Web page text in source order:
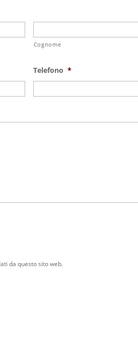
Cognome
Telefono *
da questo sito web.